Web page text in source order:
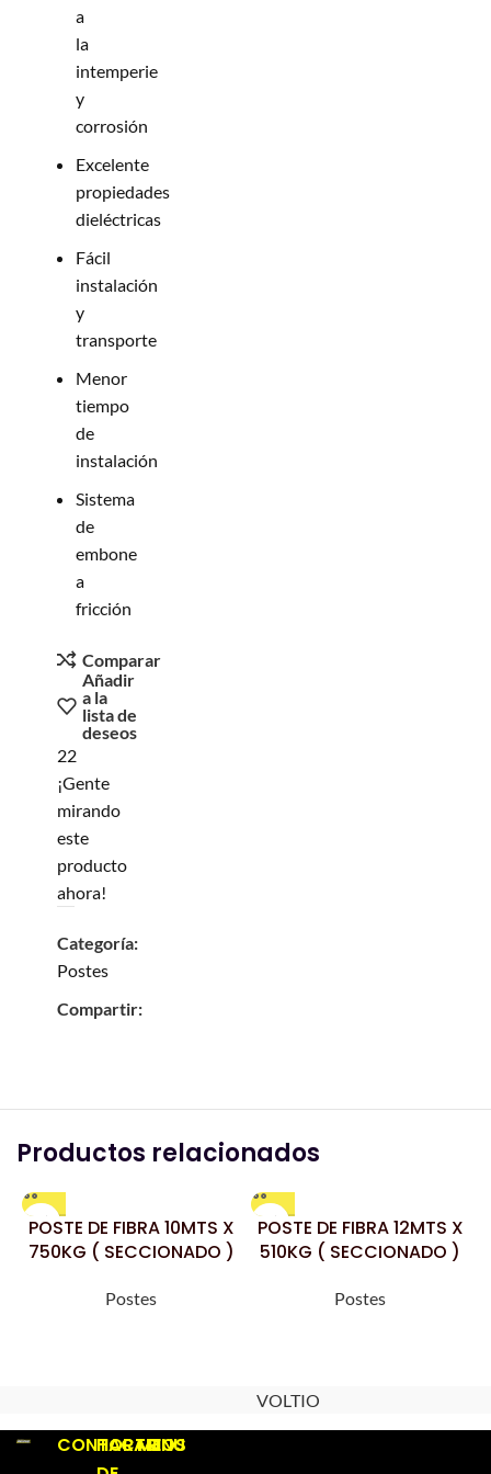
a
la
intemperie
y
corrosión
Excelente
propiedades
dieléctricas
Fácil
instalación
y
transporte
Menor
tiempo
de
instalación
Sistema
de
embone
a
fricción
Comparar
Añadir
a la
lista de
deseos
22
¡Gente
mirando
este
producto
ahora!
Categoría:
Postes
Compartir:
Productos relacionados
POSTE DE FIBRA 10MTS X
750KG ( SECCIONADO )
Postes
POSTE DE FIBRA 12MTS X
510KG ( SECCIONADO )
Postes
VOLTIO
CONTACTO
HORARIOS
MENU